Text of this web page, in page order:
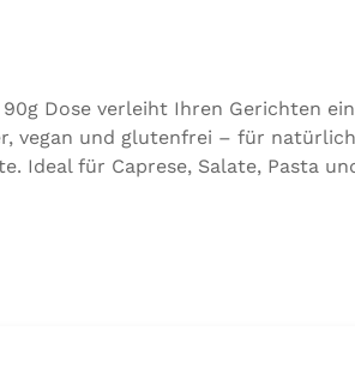
Dose verleiht Ihren Gerichten
vegan und glutenfrei – für
für Caprese, Salate, Pasta
bester Qualität.